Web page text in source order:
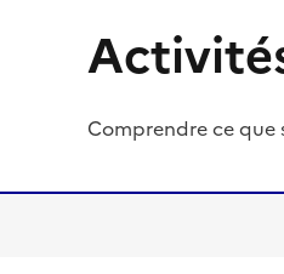
Comprendre ce que